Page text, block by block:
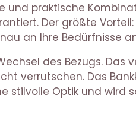
praktische
Der größte Vorteil:
an Ihre Bedürfnisse
des Bezugs. Das
verrutschen. Das
stilvolle Optik und wird